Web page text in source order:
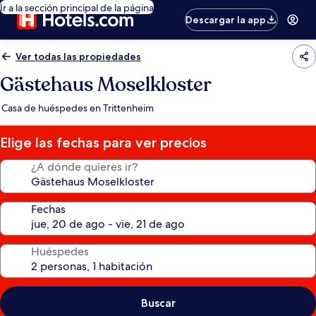
Ir a la sección principal de la página
Descargar la app
Ver todas las propiedades
Gästehaus Moselkloster
Casa de huéspedes en Trittenheim
Elige las fechas para ver precios
¿A dónde quieres ir?
Fechas
Huéspedes
Buscar